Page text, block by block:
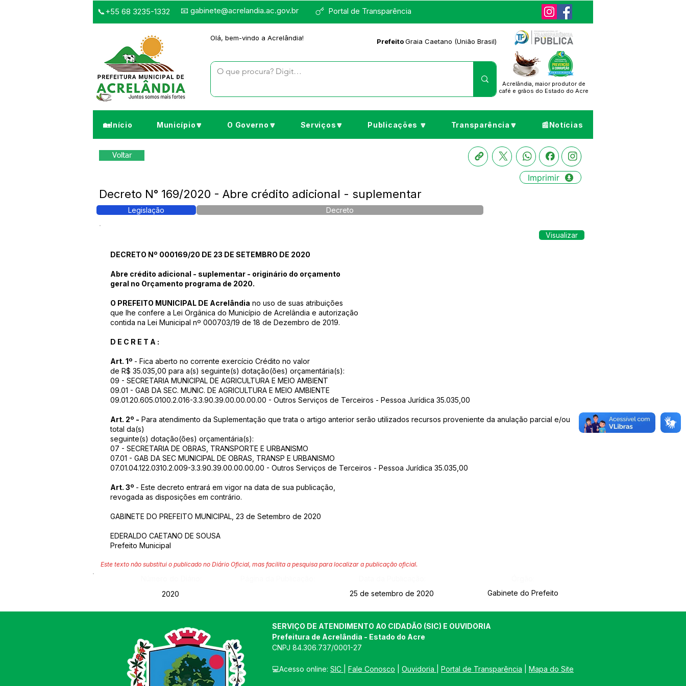
Portal de Transparência
📞+55 68 3235-1332 📧 gabinete@acrelandia.ac.gov.br
Olá, bem-vindo a Acrelândia! PrefeitoGraia Caetano (União Brasil)
Acrelândia, maior produtor de
café e grãos do Estado do Acre
🏡Início Município🔽 O Governo🔽 Serviços🔽 Publicações 🔽 Transparência🔽 📰Notícias
Voltar
Imprimir
Decreto N° 169/2020 - Abre crédito adicional - suplementar
Legislação Decreto
Visualizar
DECRETO Nº 000169/20 DE 23 DE SETEMBRO DE 2020
Abre crédito adicional - suplementar - originário do orçamento
geral no Orçamento programa de 2020.
O PREFEITO MUNICIPAL DE Acrelândia no uso de suas atribuições
que lhe confere a Lei Orgânica do Município de Acrelândia e autorização
contida na Lei Municipal nº 000703/19 de 18 de Dezembro de 2019.
D E C R E T A :
Art. 1º - Fica aberto no corrente exercício Crédito no valor
de R$ 35.035,00 para a(s) seguinte(s) dotação(ões) orçamentária(s):
09 - SECRETARIA MUNICIPAL DE AGRICULTURA E MEIO AMBIENT
09.01 - GAB DA SEC. MUNIC. DE AGRICULTURA E MEIO AMBIENTE
09.01.20.605.0100.2.016-3.3.90.39.00.00.00.00 - Outros Serviços de Terceiros - Pessoa Jurídica 35.035,00
Art. 2º - Para atendimento da Suplementação que trata o artigo anterior serão utilizados recursos proveniente da anulação parcial e/ou
total da(s)
seguinte(s) dotação(ões) orçamentária(s):
07 - SECRETARIA DE OBRAS, TRANSPORTE E URBANISMO
07.01 - GAB DA SEC MUNICIPAL DE OBRAS, TRANSP E URBANISMO
07.01.04.122.0310.2.009-3.3.90.39.00.00.00.00 - Outros Serviços de Terceiros - Pessoa Jurídica 35.035,00
Art. 3º - Este decreto entrará em vigor na data de sua publicação,
revogada as disposições em contrário.
GABINETE DO PREFEITO MUNICIPAL, 23 de Setembro de 2020
EDERALDO CAETANO DE SOUSA
Prefeito Municipal
Este texto não substitui o publicado no Diário Oficial, mas facilita a pesquisa para localizar a publicação oficial.
2020
25 de setembro de 2020 Gabinete do Prefeito
SERVIÇO DE ATENDIMENTO AO CIDADÃO (SIC) E OUVIDORIA
Prefeitura de Acrelândia - Estado do Acre
CNPJ 84.306.737/0001-27
💻Acesso online: SIC Fale Conosco Ouvidoria Portal de Transparência Mapa do Site